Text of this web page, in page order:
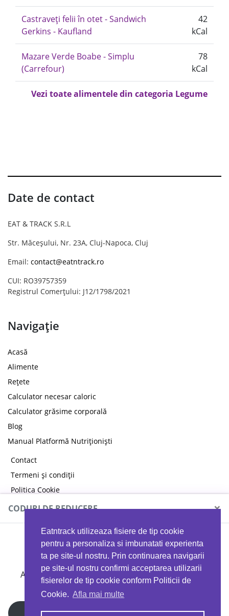
Eatntrack utilizeaza fisiere de tip cookie
pentru a personaliza si imbunatati experienta
ta pe site-ul nostru. Prin continuarea navigarii
pe site-ul nostru confirmi acceptarea utilizarii
fisierelor de tip cookie conform Politicii de
Cookie. Afla mai multe
Castraveți felii în otet - Sandwich
Gerkins - Kaufland
42
kCal
Mazare Verde Boabe - Simplu
(Carrefour)
78
kCal
Vezi toate alimentele din categoria Legume
Date de contact
EAT & TRACK S.R.L
Str. Măceșului, Nr. 23A, Cluj-Napoca, Cluj
Email: contact@eatntrack.ro
CUI: RO39757359
Registrul Comerțului: J12/1798/2021
Navigație
Acasă
Alimente
Rețete
Calculator necesar caloric
Calculator grăsime corporală
Blog
Manual Platformă Nutriționiști
Contact
Termeni și condiții
Politica Cookie
Politica de confidențialitate
CODURI DE REDUCERE ×
MYPROTEIN
Ai 40%reducere la orice comandă folosind codul
EATTRACK
Profită acum